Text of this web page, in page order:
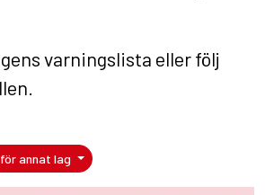
varningslista eller följ
annat lag